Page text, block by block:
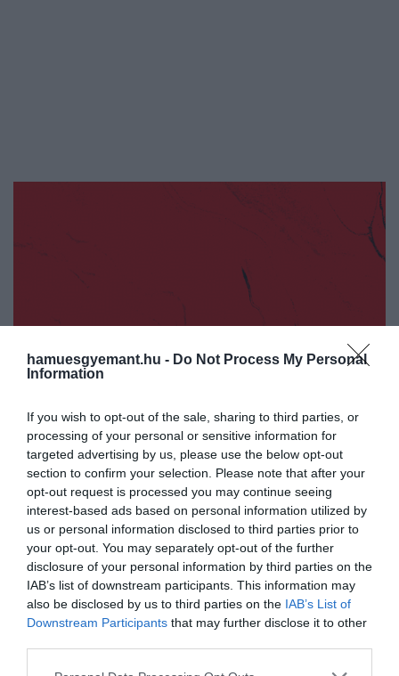
hamuesgyemant.hu - Do Not Process My Personal
Information
If you wish to opt-out of the sale, sharing to third parties, or
processing of your personal or sensitive information for
targeted advertising by us, please use the below opt-out
section to confirm your selection. Please note that after your
opt-out request is processed you may continue seeing
interest-based ads based on personal information utilized by
us or personal information disclosed to third parties prior to
your opt-out. You may separately opt-out of the further
disclosure of your personal information by third parties on the
IAB’s list of downstream participants. This information may
also be disclosed by us to third parties on the IAB’s List of
Downstream Participants that may further disclose it to other
Please note that this website/app uses one or more Google
Manapság minden egyes héten
követhetetlenül sok zene jelenik meg
világszerte. Éppen ezért próbálunk
segíteni az eligazodásban: minden héten
2022. OKTÓBER 5. ● HAMU ÉS GYÉMÁNT
Girl power himnuszok egy
másik univerzumból: ezt
hallgasd!